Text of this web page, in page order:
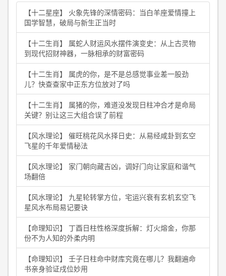
【十二星座】 火象先锋的深情密码：当白羊座爱情撞上
国学智慧，破局与新生正当时
【十二生肖】 属蛇人财运风水摆件演变史：从上古灵物
到现代招财神器，一脉相承的财富密码
【十二生肖】 属虎的你，是不是总感觉事业差一股劲
儿？快查查家中正东方位放对了吗
【十二生肖】 属猪的你，难道没发现日柱冲合才是命局
关键？别让这三大组合误了前程
【风水理论】 催旺桃花风水择日史：从易经咸卦到玄空
飞星的千年爱情秘法
【风水理论】 家门朝向藏吉凶，调好门向让家庭和谐气
场翻倍
【风水理论】 九星轮转掌方位，宅运兴衰有玄机玄空飞
星风水布局易记要诀
【命理知识】 丁酉日柱性格深度拆解：灯火熔金，你那
份不为人知的外柔内明
【命理知识】 壬子日柱命中财库究竟在哪儿？我翻遍命
书亲身验证戌位妙用